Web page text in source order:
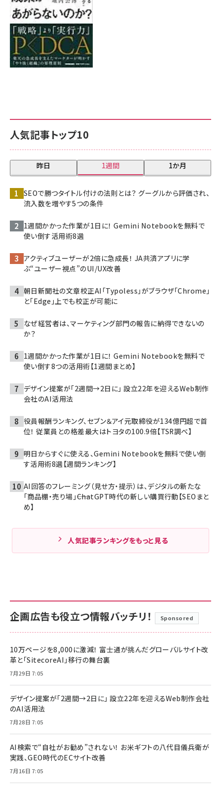
人気記事トップ10
昨日 1週間 1か月
SEOで勝つタイトル付けの法則とは？ グーグルから評価され、
流入数を増やす5つの条件
1週間かかった作業が1日に！ Gemini Notebookを無料で
使い倒す活用術8選
アクティブユーザーが2倍に急成長！ JA共済アプリに学
ぶ“ユーザー視点”のUI/UX改善
朝日新聞社の文章校正AI「Typoless」がブラウザ「Chrome」
と「Edge」上でも校正が可能に
なぜ経営者は、マーケティング部門の報告に納得できないの
か？
1週間かかった作業が1日に！ Gemini Notebookを無料で
使い倒す8つの活用術【1週間まとめ】
デザイン提案が「2週間→2日に」 設立22年を迎えるWeb制作
会社のAI活用法
役員報酬ランキング、セブン＆アイ元取締役が134億円超で首
位！ 従業員との格差最大はトヨタの100.9倍【TSR調べ】
明日からすぐに使える、Gemini Notebookを無料で使い倒
す活用術8選【週間ランキング】
AI回答のフレーミング（見せ方・提示）は、デジタルの新たな
「商品棚・売り場」――ChatGPT時代の新しい購買行動【SEOまと
め】
人気記事ランキングをもっと見る
企画広告も役立つ情報バッチリ！ Sponsored
10万ページを8,000に激減！ 富士通が挑んだグローバルサイト改
革と「SitecoreAI」移行の舞台裏
7月29日 7:05
デザイン提案が「2週間→2日に」 設立22年を迎えるWeb制作会社
のAI活用法
7月28日 7:05
AI検索で“自社がお勧め”されない！ お米ギフトの八代目儀兵衛が
実践、GEO時代のECサイト改善
7月16日 7:05